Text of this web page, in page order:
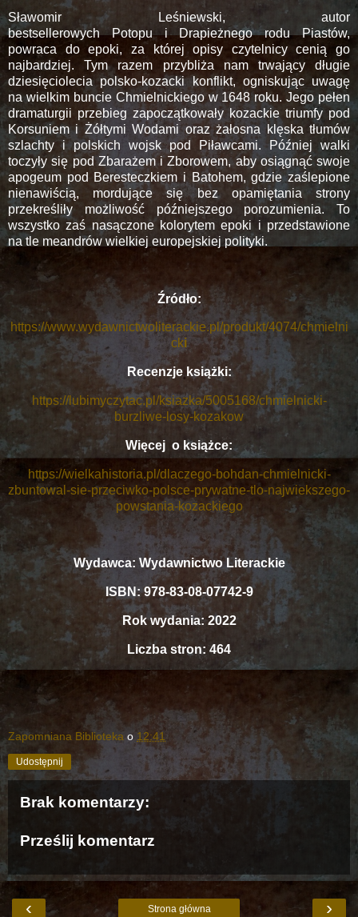
Sławomir Leśniewski, autor
bestsellerowych Potopu i Drapieżnego rodu Piastów,
powraca do epoki, za której opisy czytelnicy cenią go
najbardziej. Tym razem przybliża nam trwający długie
dziesięciolecia polsko-kozacki konflikt, ogniskując uwagę
na wielkim buncie Chmielnickiego w 1648 roku. Jego pełen
dramaturgii przebieg zapoczątkowały kozackie triumfy pod
Korsuniem i Żółtymi Wodami oraz żałosna klęska tłumów
szlachty i polskich wojsk pod Piławcami. Później walki
toczyły się pod Zbarażem i Zborowem, aby osiągnąć swoje
apogeum pod Beresteczkiem i Batohem, gdzie zaślepione
nienawiścią, mordujące się bez opamiętania strony
przekreśliły możliwość późniejszego porozumienia. To
wszystko zaś nasączone kolorytem epoki i przedstawione
na tle meandrów wielkiej europejskiej polityki.
Źródło:
https://www.wydawnictwoliterackie.pl/produkt/4074/chmielni
cki
Recenzje książki:
https://lubimyczytac.pl/ksiazka/5005168/chmielnicki-
burzliwe-losy-kozakow
Więcej o książce:
https://wielkahistoria.pl/dlaczego-bohdan-chmielnicki-
zbuntowal-sie-przeciwko-polsce-prywatne-tlo-najwiekszego-
powstania-kozackiego
Wydawca: Wydawnictwo Literackie
ISBN: 978-83-08-07742-9
Rok wydania: 2022
Liczba stron: 464
Zapomniana Biblioteka o 12:41
Udostępnij
Brak komentarzy:
Prześlij komentarz
‹ ›
Strona główna